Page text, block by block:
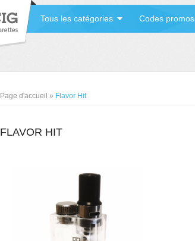
Tous les catégories Codes promos
Page d'accueil » Flavor Hit
FLAVOR HIT